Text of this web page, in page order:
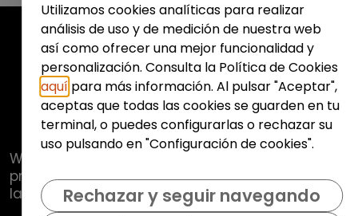
Web de
pretende promover y fomentar la inclusión
laboral de colectivos vulnerables.
Utilizamos cookies analíticas para realizar
análisis de uso y de medición de nuestra web
así como ofrecer una mejor funcionalidad y
personalización. Consulta la Política de Cookies
aquí para más información. Al pulsar "Aceptar",
aceptas que todas las cookies se guarden en tu
terminal, o puedes configurarlas o rechazar su
uso pulsando en "Configuración de cookies".
Rechazar y seguir navegando